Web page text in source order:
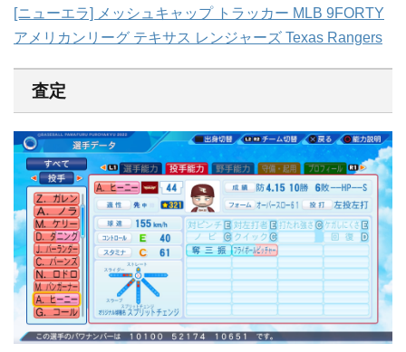
[ニューエラ] メッシュキャップ トラッカー MLB 9FORTY
アメリカンリーグ テキサス レンジャーズ Texas Rangers
査定